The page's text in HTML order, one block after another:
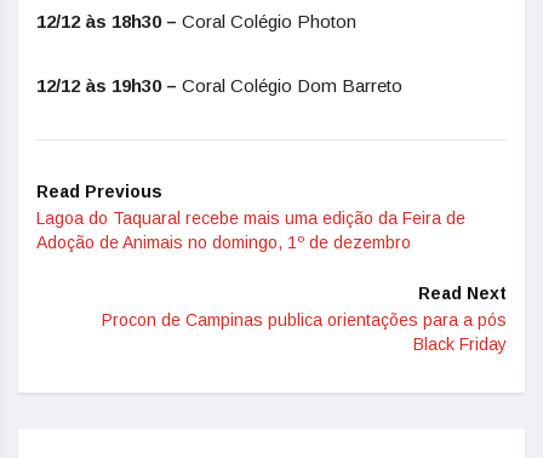
12/12 às 18h30 – Coral Colégio Photon
12/12 às 19h30 – Coral Colégio Dom Barreto
Read Previous
Lagoa do Taquaral recebe mais uma edição da Feira de
Adoção de Animais no domingo, 1º de dezembro
Read Next
Procon de Campinas publica orientações para a pós
Black Friday